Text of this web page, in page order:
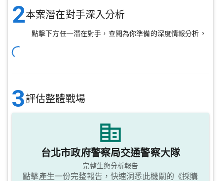
2本案潛在對手深入分析
點擊下方任一潛在對手，查閱為你準備的深度情報分析。
3評估整體戰場
台北市政府警察局交通警察大隊
完整生態分析報告
點擊產生一份完整報告，快速洞悉此機關的《採購